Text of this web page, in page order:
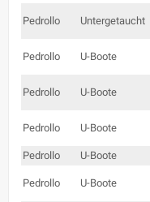
Pedrollo Untergetaucht
Pedrollo U-Boote
Pedrollo U-Boote
Pedrollo U-Boote
Pedrollo U-Boote
Pedrollo U-Boote